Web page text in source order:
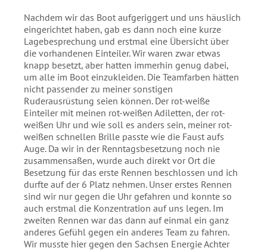
Nachdem wir das Boot aufgeriggert und uns häuslich
eingerichtet haben, gab es dann noch eine kurze
Lagebesprechung und erstmal eine Übersicht über
die vorhandenen Einteiler. Wir waren zwar etwas
knapp besetzt, aber hatten immerhin genug dabei,
um alle im Boot einzukleiden. Die Teamfarben hätten
nicht passender zu meiner sonstigen
Ruderausrüstung seien können. Der rot-weiße
Einteiler mit meinen rot-weißen Adiletten, der rot-
weißen Uhr und wie soll es anders sein, meiner rot-
weißen schnellen Brille passte wie die Faust aufs
Auge. Da wir in der Renntagsbesetzung noch nie
zusammensaßen, wurde auch direkt vor Ort die
Besetzung für das erste Rennen beschlossen und ich
durfte auf der 6 Platz nehmen. Unser erstes Rennen
sind wir nur gegen die Uhr gefahren und konnte so
auch erstmal die Konzentration auf uns legen. Im
zweiten Rennen war das dann auf einmal ein ganz
anderes Gefühl gegen ein anderes Team zu fahren.
Wir musste hier gegen den Sachsen Energie Achter